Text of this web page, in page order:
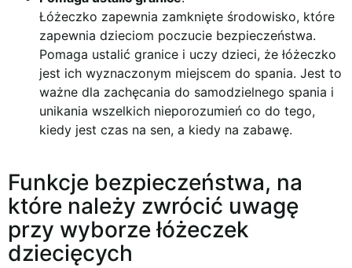
Łóżeczko zapewnia zamknięte środowisko, które
zapewnia dzieciom poczucie bezpieczeństwa.
Pomaga ustalić granice i uczy dzieci, że łóżeczko
jest ich wyznaczonym miejscem do spania. Jest to
ważne dla zachęcania do samodzielnego spania i
unikania wszelkich nieporozumień co do tego,
kiedy jest czas na sen, a kiedy na zabawę.
Funkcje bezpieczeństwa, na
które należy zwrócić uwagę
przy wyborze łóżeczek
dziecięcych